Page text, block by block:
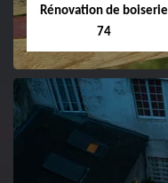
Rénovation de boiserie
74